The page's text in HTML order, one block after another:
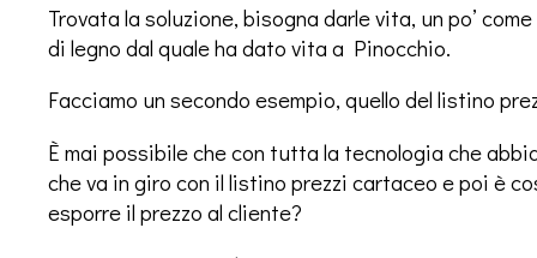
Trovata la soluzione, bisogna darle vita, un po’
di legno dal quale ha dato vita a Pinocchio.
Facciamo un secondo esempio, quello del listino
È mai possibile che con tutta la tecnologia che
che va in giro con il listino prezzi cartaceo e poi è
esporre il prezzo al cliente?